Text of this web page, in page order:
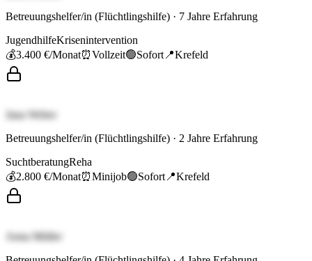
Betreuungshelfer/in (Flüchtlingshilfe) · 7 Jahre Erfahrung
JugendhilfeKrisenintervention
💰3.400 €/Monat⏰Vollzeit🟢Sofort 📍Krefeld
Jana Weber
Betreuungshelfer/in (Flüchtlingshilfe) · 2 Jahre Erfahrung
SuchtberatungReha
💰2.800 €/Monat⏰Minijob🟢Sofort 📍Krefeld
Anna Müller